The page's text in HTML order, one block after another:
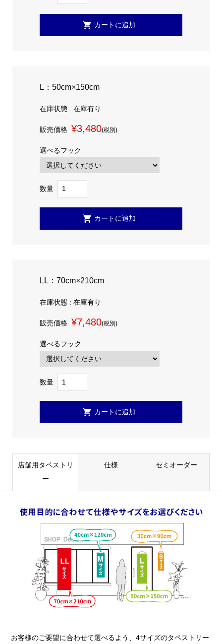
L：50cm×150cm
在庫状態 : 在庫有り
販売価格 ¥3,480(税別)
選べるフック
数量
LL：70cm×210cm
在庫状態 : 在庫有り
販売価格 ¥7,480(税別)
選べるフック
数量
店舗用タペストリ
ー
仕様 セミオーダー
お客様のご要望に合わせて選べるよう、4サイズのタペストリー